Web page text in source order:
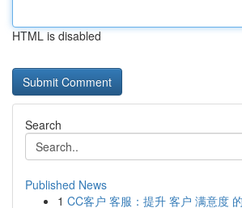
HTML is disabled
Search
Published News
1 CC客户 客服：提升 客户 满意度